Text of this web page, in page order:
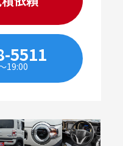
5511
19:00